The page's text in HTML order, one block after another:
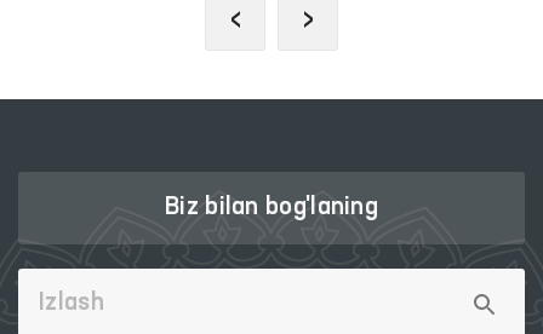
‹ ›
Biz bilan bog'laning